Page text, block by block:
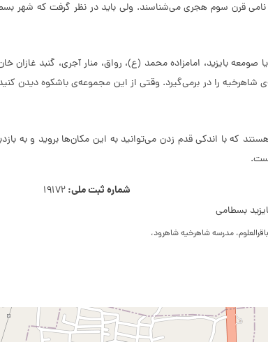
و نامی قرن سوم هجری می‌شناسند. ولی باید در نظر گرفت که
بایزید، امامزاده محمد (ع)، رواق، منار آجری، گنبد غازان
شاهرخیه را در برمی‌گیرد. وقتی از این مجموعه‌ی باشکوه دیدن
که با اندکی قدم زدن می‌توانید به این مکان‌ها بروید و به
شماره ثبت ملی:19172
بسطامی
مدرسه شاهرخیه شاهرود،